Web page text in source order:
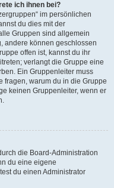
ich ihnen bei?
im persönlichen
du dies mit der
Gruppen sind allgemein
andere können geschlossen
offen ist, kannst du ihr
verlangt die Gruppe eine
Ein Gruppenleiter muss
fragen, warum du in die Gruppe
keinen Gruppenleiter, wenn er
die Board-Administration
du eine eigene
du einen Administrator